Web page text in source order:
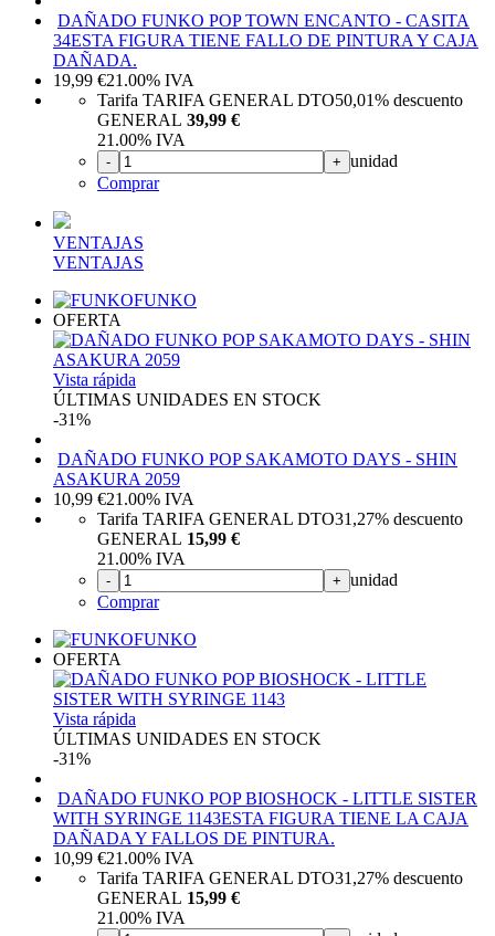
DAÑADO FUNKO POP TOWN ENCANTO - CASITA
34ESTA FIGURA TIENE FALLO DE PINTURA Y CAJA
DAÑADA.
19,99 €21.00% IVA
Tarifa TARIFA GENERAL DTO50,01% descuento
GENERAL 39,99 €
21.00% IVA
- + unidad
Comprar
VENTAJAS
VENTAJAS
FUNKO
OFERTA
Vista rápida
ÚLTIMAS UNIDADES EN STOCK
-31%
DAÑADO FUNKO POP SAKAMOTO DAYS - SHIN
ASAKURA 2059
10,99 €21.00% IVA
Tarifa TARIFA GENERAL DTO31,27% descuento
GENERAL 15,99 €
21.00% IVA
- + unidad
Comprar
FUNKO
OFERTA
Vista rápida
ÚLTIMAS UNIDADES EN STOCK
-31%
DAÑADO FUNKO POP BIOSHOCK - LITTLE SISTER
WITH SYRINGE 1143ESTA FIGURA TIENE LA CAJA
DAÑADA Y FALLOS DE PINTURA.
10,99 €21.00% IVA
Tarifa TARIFA GENERAL DTO31,27% descuento
GENERAL 15,99 €
21.00% IVA